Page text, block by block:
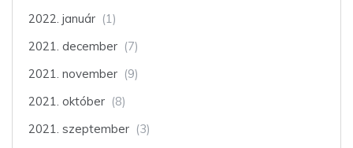
2022. január (1)
2021. december (7)
2021. november (9)
2021. október (8)
2021. szeptember (3)